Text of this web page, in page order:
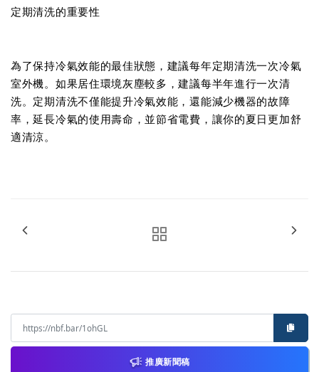
定期清洗的重要性
為了保持冷氣效能的最佳狀態，建議每年定期清洗一次冷氣
室外機。如果居住環境灰塵較多，建議每半年進行一次清
洗。定期清洗不僅能提升冷氣效能，還能減少機器的故障
率，延長冷氣的使用壽命，並節省電費，讓你的夏日更加舒
適清涼。
推廣新聞稿